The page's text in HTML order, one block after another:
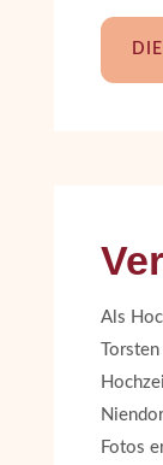
Als
Fotos